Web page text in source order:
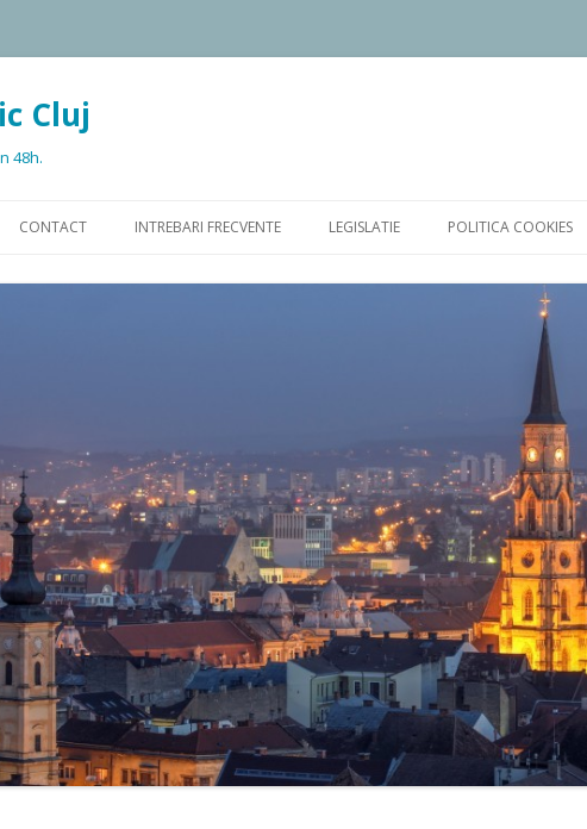
Cluj
48h.
CONTACT INTREBARI FRECVENTE LEGISLATIE POLITICA COOKIES